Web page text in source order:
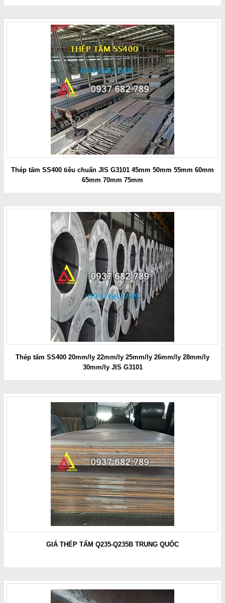
Thép tấm SS400 tiêu chuẩn JIS G3101 45mm 50mm 55mm 60mm
65mm 70mm 75mm
Thép tấm SS400 20mm/ly 22mm/ly 25mm/ly 26mm/ly 28mm/ly
30mm/ly JIS G3101
GIÁ THÉP TẤM Q235-Q235B TRUNG QUỐC